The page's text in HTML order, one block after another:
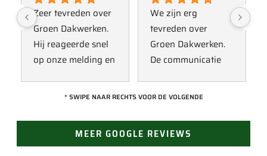
Zeer tevreden over
Groen Dakwerken.
Hij reageerde snel
op onze melding en
een collega kijken
Omdat een
definitieve reparatie
We zijn erg
tevreden over
Groen Dakwerken.
De communicatie
met Jan, hij heeft
vak en werkt snel &
zorgvuldig. Echt
* SWIPE NAAR RECHTS VOOR DE VOLGENDE
MEER GOOGLE REVIEWS